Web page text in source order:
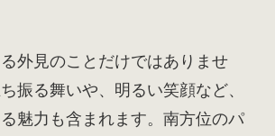
外見のことだけではありませ
振る舞いや、明るい笑顔など、
魅力も含まれます。南方位のパ